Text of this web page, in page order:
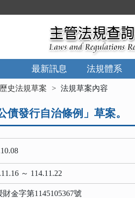
最新訊息 法規體系
歷史法規草案 法規草案內容
債發行自治條例」草案。
～ 114.11.22
財金字第1145105367號